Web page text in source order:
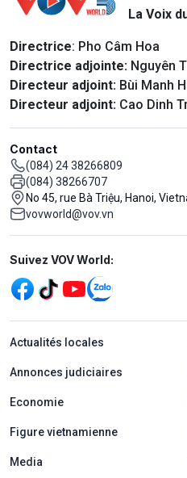
La Voix
Directrice: Pho Câm Hoa
Directrice adjointe: Nguyên
Directeur adjoint: Bùi Manh
Directeur adjoint: Cao Dinh
Contact
(084) 24 38266809
(084) 38266707
No 45, rue Bà Triệu, Hanoi,
vovworld@vov.vn
Mạng xã hội
Suivez VOV World:
menu footer tiếng
Actualités locales
Annonces judiciaires
Economie
Figure vietnamienne
Media